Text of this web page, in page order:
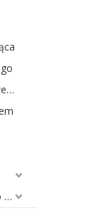
Maszyna do cięcia plazmowego
Materiały eksploatacyjne do maszyn